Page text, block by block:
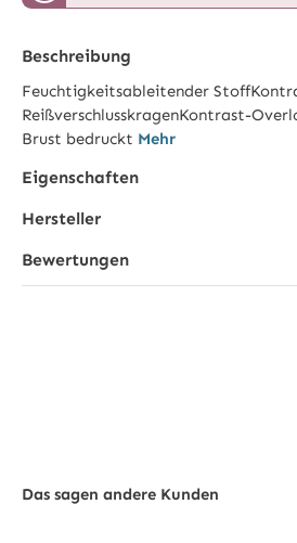
Beschreibung
Feuchtigkeitsableitender
ReißverschlusskragenKontrast-
Brust bedruckt Mehr
Eigenschaften
Hersteller
Bewertungen
Das sagen andere Kunden